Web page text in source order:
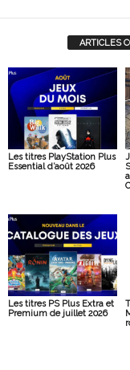
ARTICLES
Les titres PlayStation Plus
Essential d’août 2026
Les titres PS Plus Extra et
Premium de juillet 2026